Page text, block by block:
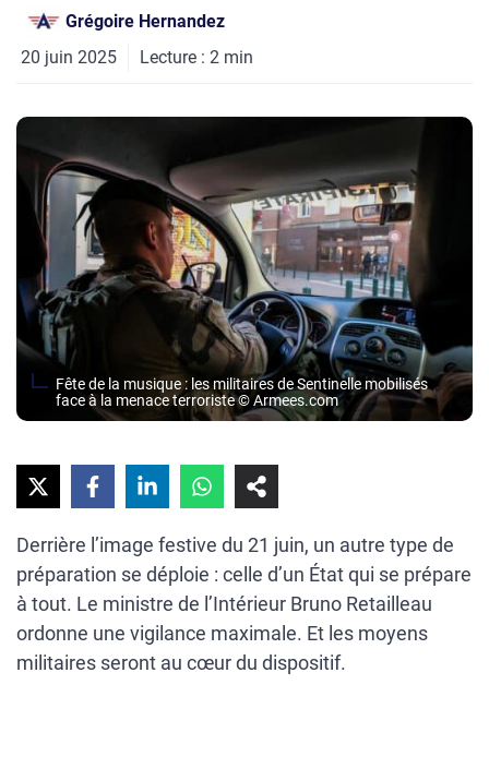
Grégoire Hernandez
20 juin 2025
Lecture : 2 min
Fête de la musique : les militaires de Sentinelle mobilisés
face à la menace terroriste © Armees.com
Derrière l’image festive du 21 juin, un autre type de
préparation se déploie : celle d’un État qui se prépare
à tout. Le ministre de l’Intérieur Bruno Retailleau
ordonne une vigilance maximale. Et les moyens
militaires seront au cœur du dispositif.